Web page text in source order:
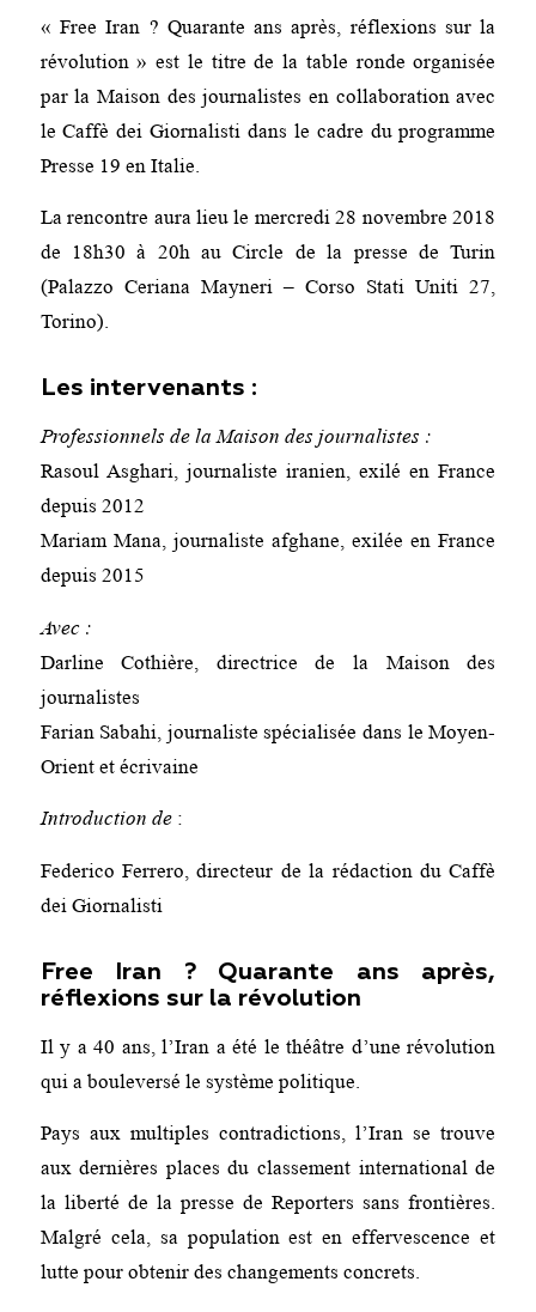
« Free Iran ? Quarante ans après, réflexions sur la
révolution » est le titre de la table ronde organisée
par la Maison des journalistes en collaboration avec
le Caffè dei Giornalisti dans le cadre du programme
Presse 19 en Italie.
La rencontre aura lieu le mercredi 28 novembre 2018
de 18h30 à 20h au Circle de la presse de Turin
(Palazzo Ceriana Mayneri – Corso Stati Uniti 27,
Torino).
Les intervenants :
Professionnels de la Maison des journalistes :
Rasoul Asghari, journaliste iranien, exilé en France
depuis 2012
Mariam Mana, journaliste afghane, exilée en France
depuis 2015
Avec :
Darline Cothière, directrice de la Maison des
journalistes
Farian Sabahi, journaliste spécialisée dans le Moyen-
Orient et écrivaine
Introduction de:
Federico Ferrero, directeur de la rédaction du Caffè
dei Giornalisti
Free Iran ? Quarante ans après,
réflexions sur la révolution
Il y a 40 ans, l’Iran a été le théâtre d’une révolution
qui a bouleversé le système politique.
Pays aux multiples contradictions, l’Iran se trouve
aux dernières places du classement international de
la liberté de la presse de Reporters sans frontières.
Malgré cela, sa population est en effervescence et
lutte pour obtenir des changements concrets.